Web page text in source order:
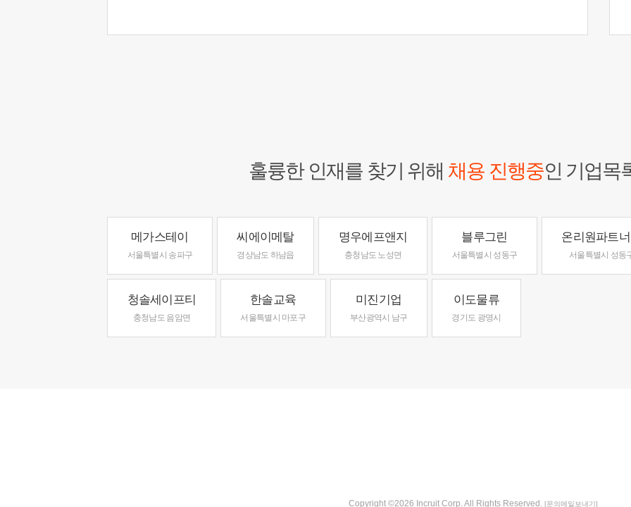
훌륭한 인재를 찾기 위해 채용 진행중인 기업목
메가스테이
서울특별시 송파구
씨에이메탈
경상남도 하남읍
명우에프앤지
충청남도 노성면
블루그린
서울특별시 성동구
온리원파트
서울특별시 성동
청솔세이프티
충청남도 음암면
한솔교육
서울특별시 마포구
미진기업
부산광역시 남구
이도물류
경기도 광명시
Copyright ©2026 Incruit Corp. All Rights Reserved. [문의메일보내기]